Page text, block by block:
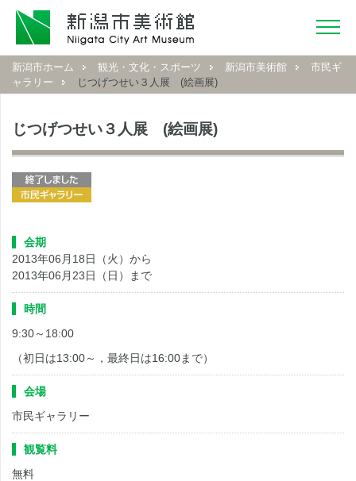
新潟市ホーム 観光・文化・スポーツ 新潟市美術館
市民ギ
ャラリー
じつげつせい３人展 (絵画展)
じつげつせい３人展 (絵画展)
会期
2013年06月18日（火）から
2013年06月23日（日）まで
時間
9:30～18:00
（初日は13:00～，最終日は16:00まで）
会場
市民ギャラリー
観覧料
無料